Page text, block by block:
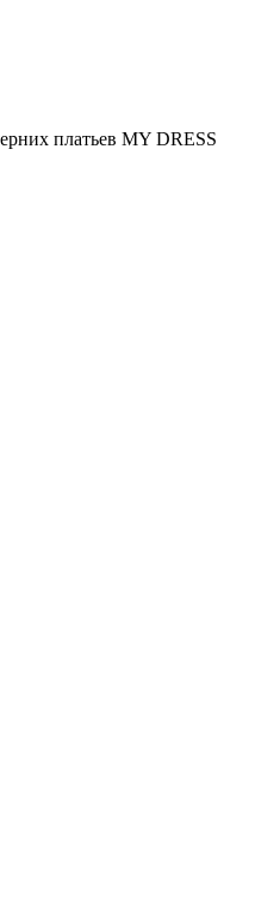
платьев MY DRESS